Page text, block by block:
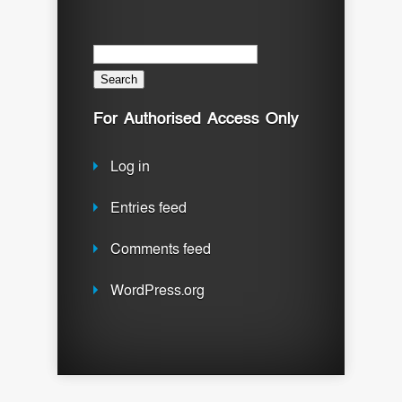
Search
for:
For Authorised Access Only
Log in
Entries feed
Comments feed
WordPress.org